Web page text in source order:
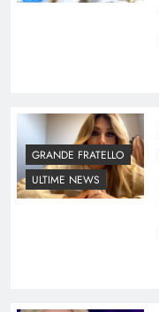
GRANDE FRATELLO
ULTIME NEWS